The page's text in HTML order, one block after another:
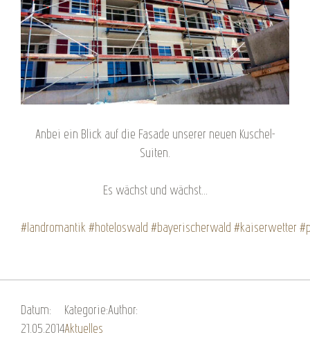
Anbei ein Blick auf die Fasade unserer neuen Kuschel-
Suiten.
Es wächst und wächst...
#landromantik #hoteloswald #bayerischerwald #kaiserwetter
Datum:
21.05.2014
Kategorie:
Aktuelles
Author: